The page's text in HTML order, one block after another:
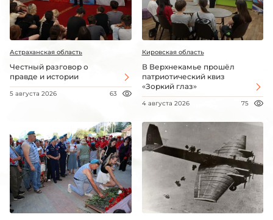
Астраханская область
Честный разговор о
правде и истории
5 августа 2026 63
Кировская область
В Верхнекамье прошёл
патриотический квиз
«Зоркий глаз»
4 августа 2026 75